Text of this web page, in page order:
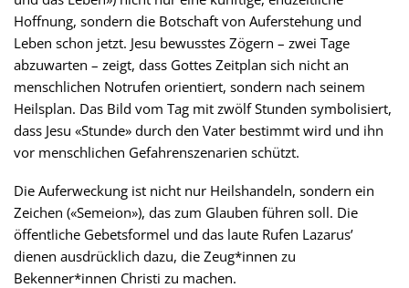
Hoffnung, sondern die Botschaft von Auferstehung und
Leben schon jetzt. Jesu bewusstes Zögern – zwei Tage
abzuwarten – zeigt, dass Gottes Zeitplan sich nicht an
menschlichen Notrufen orientiert, sondern nach seinem
Heilsplan. Das Bild vom Tag mit zwölf Stunden symbolisiert,
dass Jesu «Stunde» durch den Vater bestimmt wird und ihn
vor menschlichen Gefahrenszenarien schützt.
Die Auferweckung ist nicht nur Heilshandeln, sondern ein
Zeichen («Semeion»), das zum Glauben führen soll. Die
öffentliche Gebetsformel und das laute Rufen Lazarus’
dienen ausdrücklich dazu, die Zeug*innen zu
Bekenner*innen Christi zu machen.